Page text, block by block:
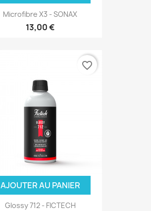
Microfibre X3 - SONAX
13,00 €
AJOUTER AU PANIER
Glossy 712 - FICTECH
favorite_border